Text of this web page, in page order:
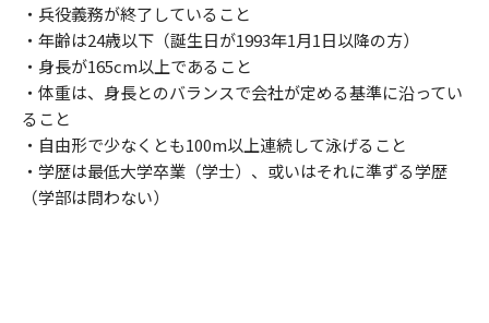
・兵役義務が終了していること
・年齢は24歳以下（誕生日が1993年1月1日以降の方）
・身長が165cm以上であること
・体重は、身長とのバランスで会社が定める基準に沿ってい
ること
・自由形で少なくとも100m以上連続して泳げること
・学歴は最低大学卒業（学士）、或いはそれに準ずる学歴
（学部は問わない）